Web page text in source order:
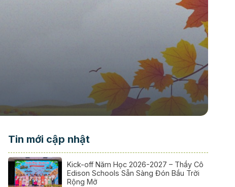
Tin mới cập nhật
Kick-off Năm Học 2026-2027 – Thầy Cô
Edison Schools Sẵn Sàng Đón Bầu Trời
Rộng Mở